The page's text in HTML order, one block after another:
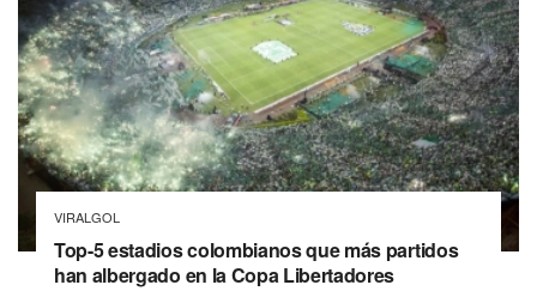
VIRALGOL
Top-5 estadios colombianos que más partidos
han albergado en la Copa Libertadores